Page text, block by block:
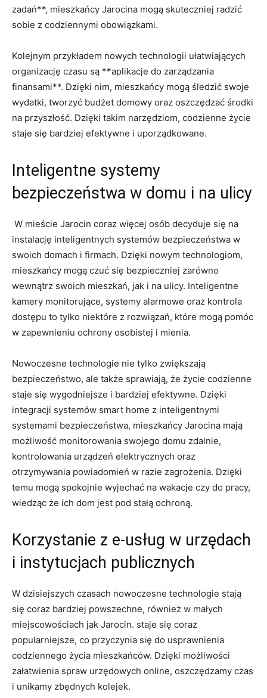
zadań**, mieszkańcy‍ Jarocina mogą skuteczniej ⁢radzić
sobie ‍z codziennymi obowiązkami.
Kolejnym⁣ przykładem nowych ​technologii ułatwiających
⁢organizację ⁣czasu są **aplikacje do zarządzania
finansami**. Dzięki ‌nim, mieszkańcy mogą śledzić swoje
wydatki, tworzyć budżet domowy oraz oszczędzać środki
⁣na przyszłość. Dzięki takim⁢ narzędziom, codzienne życie
staje się bardziej efektywne i uporządkowane.
Inteligentne systemy
bezpieczeństwa w domu⁣ i na​ ulicy
‌ W mieście Jarocin ⁣coraz więcej osób decyduje się na
‌instalację inteligentnych systemów bezpieczeństwa w
⁤swoich domach i firmach. Dzięki nowym technologiom,
mieszkańcy mogą czuć‍ się bezpieczniej zarówno
‍wewnątrz swoich⁤ mieszkań, jak i na ulicy. Inteligentne
⁢kamery monitorujące, systemy alarmowe oraz kontrola
dostępu to tylko ​niektóre z rozwiązań, które mogą pomóc
w zapewnieniu ochrony osobistej i mienia.
Nowoczesne technologie ⁢nie tylko zwiększają
bezpieczeństwo, ​ale także sprawiają, że życie codzienne
staje się​ wygodniejsze i bardziej efektywne. Dzięki
integracji ⁣systemów smart home z inteligentnymi
systemami bezpieczeństwa, mieszkańcy Jarocina⁢ mają
możliwość monitorowania swojego domu zdalnie,
kontrolowania urządzeń​ elektrycznych​ oraz‌
otrzymywania powiadomień w razie zagrożenia. Dzięki
‌temu mogą spokojnie wyjechać na ⁣wakacje czy⁣ do pracy,
wiedząc ‍że ich dom jest pod stałą ochroną.
Korzystanie z e-usług w urzędach
i instytucjach publicznych
W dzisiejszych czasach nowoczesne ‍technologie stają
się coraz bardziej powszechne, również w małych
miejscowościach jak Jarocin. staje‌ się coraz
popularniejsze, co przyczynia się do usprawnienia
codziennego życia mieszkańców. Dzięki możliwości
załatwienia spraw ‌urzędowych ⁤online, ⁣oszczędzamy czas
i‌ unikamy ⁢zbędnych kolejek.